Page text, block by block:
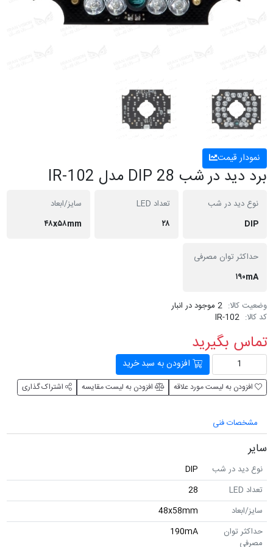
نمودار قیمت
برد دید در شب DIP 28 مدل IR-102
نوع دید در شب
DIP
تعداد LED
۲۸
سایز/ابعاد
۴۸x۵۸mm
حداکثر توان مصرفی
۱۹۰mA
وضعیت کالا: 2 موجود در انبار
کد کالا: IR-102
تماس بگیرید
افزودن به سبد خرید
افزودن به لیست مورد علاقه افزودن به لیست مقایسه اشتراک گذاری
مشخصات فنی
سایر
نوع دید در شب
DIP
تعداد LED
28
سایز/ابعاد
48x58mm
حداکثر توان
مصرفی
190mA